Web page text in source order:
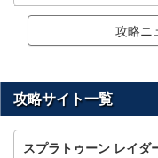
攻略ニ
攻略サイト一覧
スプラトゥーン レイダ